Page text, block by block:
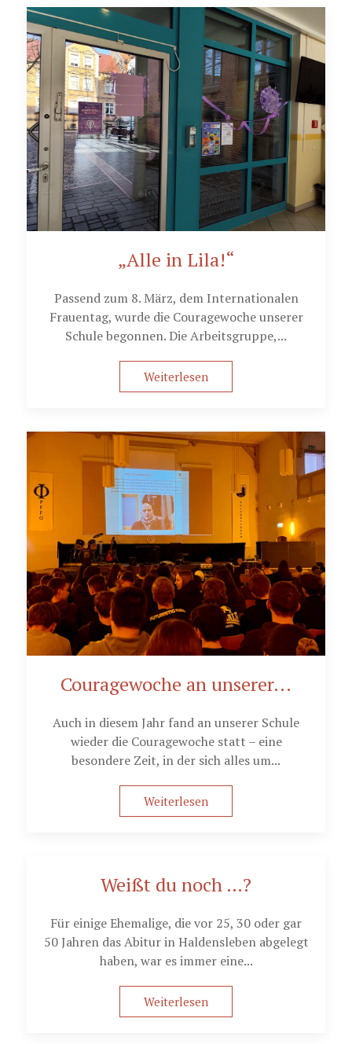
„Alle in Lila!“
Passend zum 8. März, dem Internationalen
Frauentag, wurde die Couragewoche unserer
Schule begonnen. Die Arbeitsgruppe,...
Weiterlesen
Couragewoche an unserer...
Auch in diesem Jahr fand an unserer Schule
wieder die Couragewoche statt – eine
besondere Zeit, in der sich alles um...
Weiterlesen
Weißt du noch …?
Für einige Ehemalige, die vor 25, 30 oder gar
50 Jahren das Abitur in Haldensleben abgelegt
haben, war es immer eine...
Weiterlesen